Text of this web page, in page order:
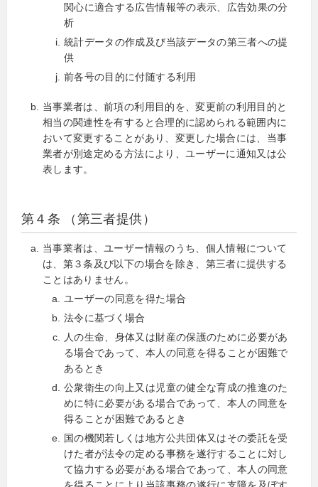
関心に適合する広告情報等の表示、広告効果の分
析
統計データの作成及び当該データの第三者への提
供
前各号の目的に付随する利用
当事業者は、前項の利用目的を、変更前の利用目的と
相当の関連性を有すると合理的に認められる範囲内に
おいて変更することがあり、変更した場合には、当事
業者が別途定める方法により、ユーザーに通知又は公
表します。
第４条 （第三者提供）
当事業者は、ユーザー情報のうち、個人情報について
は、第３条及び以下の場合を除き、第三者に提供する
ことはありません。
ユーザーの同意を得た場合
法令に基づく場合
人の生命、身体又は財産の保護のために必要があ
る場合であって、本人の同意を得ることが困難で
あるとき
公衆衛生の向上又は児童の健全な育成の推進のた
めに特に必要がある場合であって、本人の同意を
得ることが困難であるとき
国の機関若しくは地方公共団体又はその委託を受
けた者が法令の定める事務を遂行することに対し
て協力する必要がある場合であって、本人の同意